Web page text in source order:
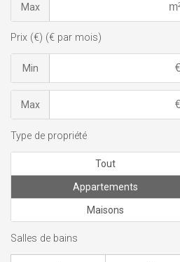
Max
Prix (€) (€ par mois)
Min
Max
Type de propriété
Tout
Appartements
Maisons
Salles de bains